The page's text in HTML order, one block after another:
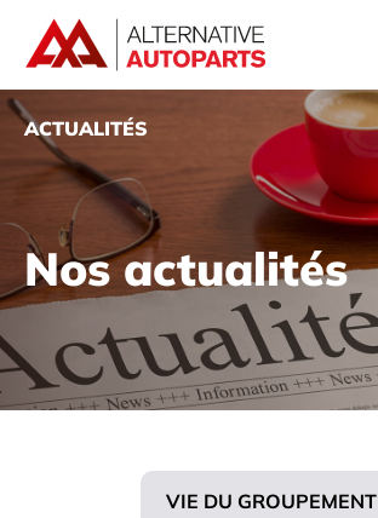
ACTUALITÉS
Nos actualités
VIE DU GROUPEMENT